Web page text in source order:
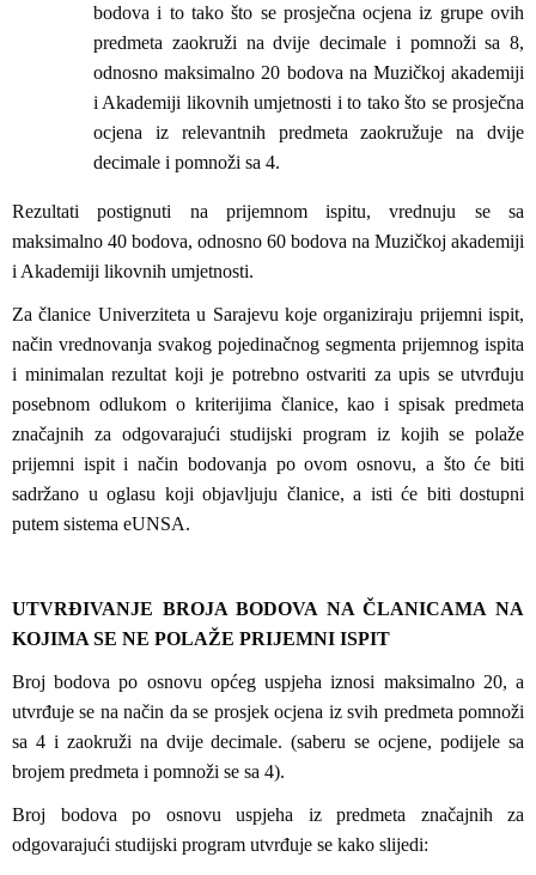
bodova i to tako što se prosječna ocjena iz grupe ovih
predmeta zaokruži na dvije decimale i pomnoži sa 8,
odnosno maksimalno 20 bodova na Muzičkoj akademiji
i Akademiji likovnih umjetnosti i to tako što se prosječna
ocjena iz relevantnih predmeta zaokružuje na dvije
decimale i pomnoži sa 4.
Rezultati postignuti na prijemnom ispitu, vrednuju se sa
maksimalno 40 bodova, odnosno 60 bodova na Muzičkoj akademiji
i Akademiji likovnih umjetnosti.
Za članice Univerziteta u Sarajevu koje organiziraju prijemni ispit,
način vrednovanja svakog pojedinačnog segmenta prijemnog ispita
i minimalan rezultat koji je potrebno ostvariti za upis se utvrđuju
posebnom odlukom o kriterijima članice, kao i spisak predmeta
značajnih za odgovarajući studijski program iz kojih se polaže
prijemni ispit i način bodovanja po ovom osnovu, a što će biti
sadržano u oglasu koji objavljuju članice, a isti će biti dostupni
putem sistema eUNSA.
UTVRĐIVANJE BROJA BODOVA NA ČLANICAMA NA
KOJIMA SE NE POLAŽE PRIJEMNI ISPIT
Broj bodova po osnovu općeg uspjeha iznosi maksimalno 20, a
utvrđuje se na način da se prosjek ocjena iz svih predmeta pomnoži
sa 4 i zaokruži na dvije decimale. (saberu se ocjene, podijele sa
brojem predmeta i pomnoži se sa 4).
Broj bodova po osnovu uspjeha iz predmeta značajnih za
odgovarajući studijski program utvrđuje se kako slijedi: